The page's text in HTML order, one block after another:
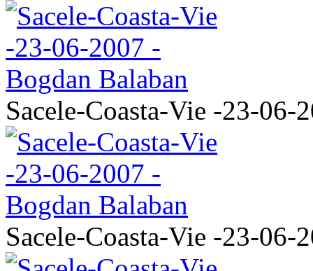
Sacele-Coasta-Vie -23-06-
Sacele-Coasta-Vie -23-06-